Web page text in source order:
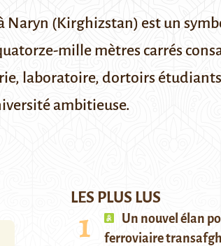
Naryn (Kirghizstan) est un
mille mètres carrés
laboratoire, dortoirs
ambitieuse.
LES PLUS LUS
Un nouvel élan
ferroviaire